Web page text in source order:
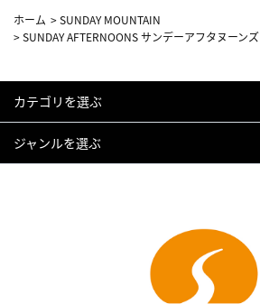
ホーム >SUNDAY MOUNTAIN
>SUNDAY AFTERNOONS サンデーアフタヌーンズ
カテゴリを選ぶ
ジャンルを選ぶ